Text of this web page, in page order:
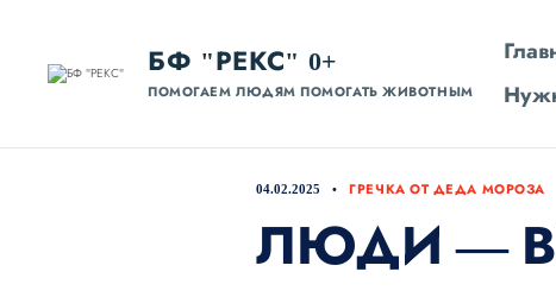
БФ "РЕКС" 0+
ПОМОГАЕМ ЛЮДЯМ ПОМОГАТЬ ЖИВОТНЫМ
04.02.2025 ГРЕЧКА ОТ ДЕДА МОРОЗА
ЛЮДИ —